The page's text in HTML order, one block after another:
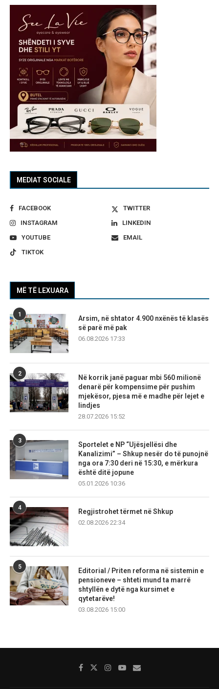
MEDIAT SOCIALE
FACEBOOK
TWITTER
INSTAGRAM
LINKEDIN
YOUTUBE
EMAIL
TIKTOK
MË TË LEXUARA
1
Arsim, në shtator 4.900 nxënës të klasës
së parë më pak
06.08.2026 17:33
2
Në korrik janë paguar mbi 560 milionë
denarë për kompensime për pushim
mjekësor, pjesa më e madhe për lejet e
lindjes
28.07.2026 15:52
3
Sportelet e NP “Ujësjellësi dhe
Kanalizimi” – Shkup nesër do të punojnë
nga ora 7:30 deri në 15:30, e mërkura
është ditë jopune
05.01.2026 10:36
4
Regjistrohet tërmet në Shkup
02.08.2026 22:34
5
Editorial / Priten reforma në sistemin e
pensioneve – shteti mund ta marrë
shtyllën e dytë nga kursimet e
qytetarëve!
03.08.2026 15:00